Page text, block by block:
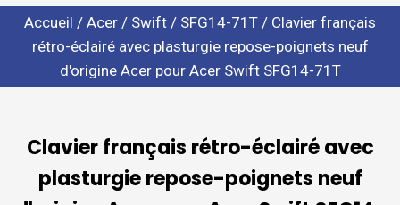
Accueil / Acer / Swift / SFG14-71T / Clavier français
rétro-éclairé avec plasturgie repose-poignets neuf
d'origine Acer pour Acer Swift SFG14-71T
Clavier français rétro-éclairé avec
plasturgie repose-poignets neuf